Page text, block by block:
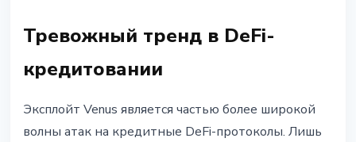
Тревожный тренд в DeFi-
кредитовании
Эксплойт Venus является частью более широкой
волны атак на кредитные DeFi-протоколы. Лишь